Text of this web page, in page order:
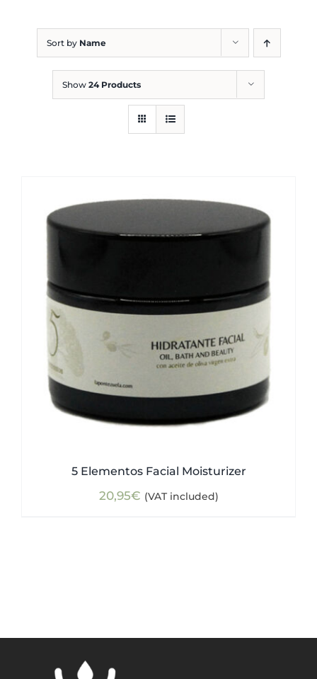
Sort by Name
Show 24 Products
5 Elementos Facial Moisturizer
20,95€ (VAT included)